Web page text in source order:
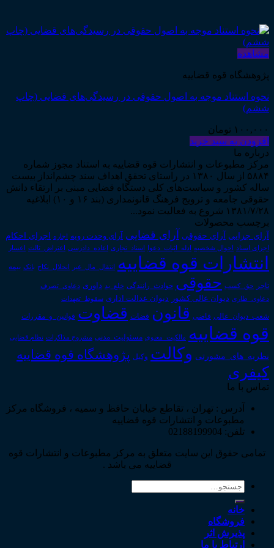
مشاهده
پژوهشگاه قوه قضاییه
نحوه استناد موجه به اصول حقوقی در رسیدگی‌های قضایی (چاپ
ششم)
۱۰۰,۰۰۰ تومان
افزودن به سبد خرید
درباره ما
مرکز مطبوعات و انتشارات قوه قضاییه به استناد مجوز شماره
۵۸۸۴ از سال ۱۳۸۰ در راستای تحقق اهداف سند چشم‌انداز بیست
ساله کشور و سیاست‌های کلی دستگاه قضایی مبنی بر ارتقاء دانش
حقوقی جامعه و ترویج فرهنگ قانونمداری (بند ۱۶ و ۱۰) ابلاغیه
۱۳۸۱/۷/۲۸ شروع به فعالیت نمود...
برچسب محصولات
آرای جزایی آرای حقوقی آرای قضایی آرای وحدت رویه اجاره اجرای احکام
اجرای اسناد احوال شخصیه ادله_اثبات_دعوا اسناد_تجاری اعاده_دادرسی اعتراض_ثالث اعسار
انتشارات قوه قضاییه انتقال_مال_غیر انحلال_نکاح بانک بیمه
تاجر حق_کسب حقوقی حوادث_رانندگی خلع_ید داوری دعاوی_تصرف
دعاوی_طاری دیوان عالی کشور دیوان عدالت اداری سقوط_تعهدات
شعب_دیوان_عالی قاضی قانون قضات قضاوت قوانین_و_مقررات
قوه قضاییه مالکیت_معنوی مسئولیت_مدنی مشروح مذاکرات نظام قضایی
نظریه_های_مشورتی وکالت وکیل پژوهشگاه قوه قضاییه
کیفری
تماس با ما
آدرس : تهران ، تقاطع خیابان حافظ و سمیه ، فروشگاه مرکز
مطبوعات و انتشارات قوه قضاییه
تلفن: 02188199904
تمامی حقوق این سایت متعلق به مرکز مطبوعات و انتشارات قوه
قضاییه می باشد .
جستجو
خانه
فروشگاه
پذیرش اثر
ارتباط با ما